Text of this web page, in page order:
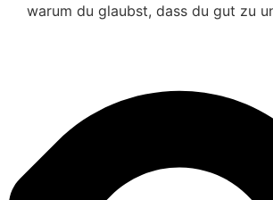
warum du glaubst, dass du gut zu